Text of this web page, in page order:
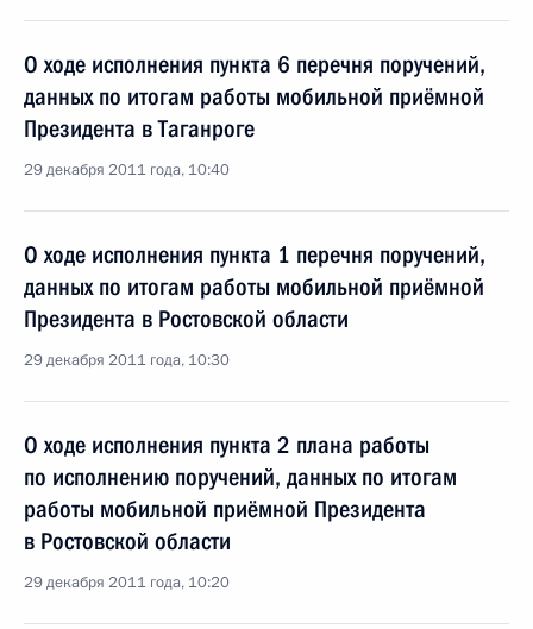
О ходе исполнения пункта 6 перечня поручений,
данных по итогам работы мобильной приёмной
Президента в Таганроге
29 декабря 2011 года, 10:40
О ходе исполнения пункта 1 перечня поручений,
данных по итогам работы мобильной приёмной
Президента в Ростовской области
29 декабря 2011 года, 10:30
О ходе исполнения пункта 2 плана работы
по исполнению поручений, данных по итогам
работы мобильной приёмной Президента
в Ростовской области
29 декабря 2011 года, 10:20